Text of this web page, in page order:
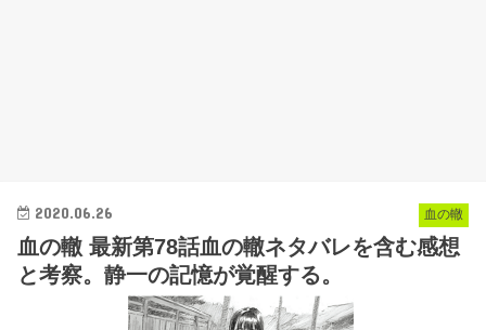
血の轍
2020.06.26
血の轍 最新第78話血の轍ネタバレを含む感想
と考察。静一の記憶が覚醒する。